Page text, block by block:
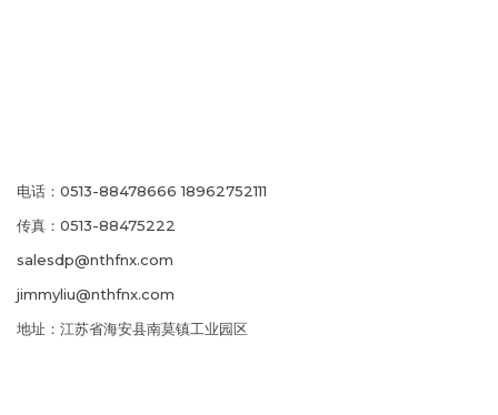
电话：0513-88478666 18962752111
传真：0513-88475222
salesdp@nthfnx.com
jimmyliu@nthfnx.com
地址：江苏省海安县南莫镇工业园区